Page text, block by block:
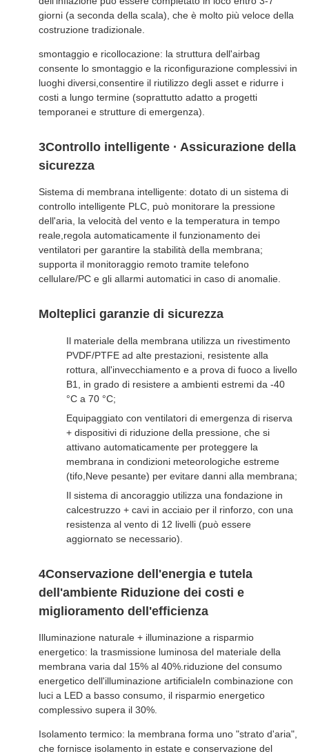
giorni (a seconda della scala), che è molto più veloce della
costruzione tradizionale.
smontaggio e ricollocazione: la struttura dell'airbag
consente lo smontaggio e la riconfigurazione complessivi in
luoghi diversi,consentire il riutilizzo degli asset e ridurre i
costi a lungo termine (soprattutto adatto a progetti
temporanei e strutture di emergenza).
3Controllo intelligente · Assicurazione della
sicurezza
Sistema di membrana intelligente: dotato di un sistema di
controllo intelligente PLC, può monitorare la pressione
dell'aria, la velocità del vento e la temperatura in tempo
reale,regola automaticamente il funzionamento dei
ventilatori per garantire la stabilità della membrana;
supporta il monitoraggio remoto tramite telefono
cellulare/PC e gli allarmi automatici in caso di anomalie.
Molteplici garanzie di sicurezza
Il materiale della membrana utilizza un rivestimento
PVDF/PTFE ad alte prestazioni, resistente alla
rottura, all'invecchiamento e a prova di fuoco a livello
B1, in grado di resistere a ambienti estremi da -40
°C a 70 °C;
Equipaggiato con ventilatori di emergenza di riserva
+ dispositivi di riduzione della pressione, che si
attivano automaticamente per proteggere la
membrana in condizioni meteorologiche estreme
(tifo,Neve pesante) per evitare danni alla membrana;
Il sistema di ancoraggio utilizza una fondazione in
calcestruzzo + cavi in acciaio per il rinforzo, con una
resistenza al vento di 12 livelli (può essere
aggiornato se necessario).
4Conservazione dell'energia e tutela
dell'ambiente Riduzione dei costi e
miglioramento dell'efficienza
Illuminazione naturale + illuminazione a risparmio
energetico: la trasmissione luminosa del materiale della
membrana varia dal 15% al 40%.riduzione del consumo
energetico dell'illuminazione artificialeIn combinazione con
luci a LED a basso consumo, il risparmio energetico
complessivo supera il 30%.
Isolamento termico: la membrana forma uno "strato d'aria",
che fornisce isolamento in estate e conservazione del